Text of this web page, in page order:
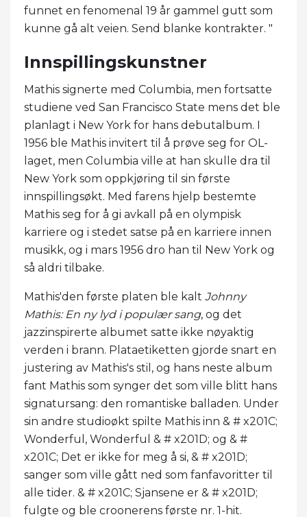
funnet en fenomenal 19 år gammel gutt som
kunne gå alt veien. Send blanke kontrakter. "
Innspillingskunstner
Mathis signerte med Columbia, men fortsatte
studiene ved San Francisco State mens det ble
planlagt i New York for hans debutalbum. I
1956 ble Mathis invitert til å prøve seg for OL-
laget, men Columbia ville at han skulle dra til
New York som oppkjøring til sin første
innspillingsøkt. Med farens hjelp bestemte
Mathis seg for å gi avkall på en olympisk
karriere og i stedet satse på en karriere innen
musikk, og i mars 1956 dro han til New York og
så aldri tilbake.
Mathis'den første platen ble kalt Johnny
Mathis: En ny lyd i populær sang, og det
jazzinspirerte albumet satte ikke nøyaktig
verden i brann. Plataetiketten gjorde snart en
justering av Mathis's stil, og hans neste album
fant Mathis som synger det som ville blitt hans
signatursang: den romantiske balladen. Under
sin andre studioøkt spilte Mathis inn & # x201C;
Wonderful, Wonderful & # x201D; og & #
x201C; Det er ikke for meg å si, & # x201D;
sanger som ville gått ned som fanfavoritter til
alle tider. & # x201C; Sjansene er & # x201D;
fulgte og ble croonerens første nr. 1-hit.